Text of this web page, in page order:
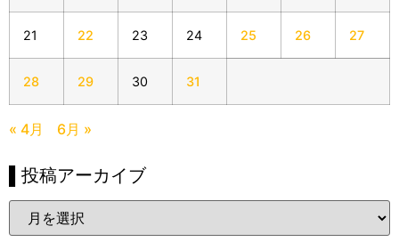
21 22 23 24 25 26 27
28 29 30 31
« 4月 6月 »
▌投稿アーカイブ